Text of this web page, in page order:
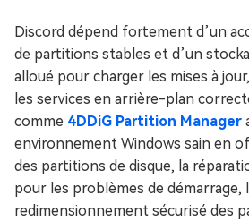
Discord dépend fortement d’un
de partitions stables et d’un
alloué pour charger les mises à
les services en arrière-plan
comme 4DDiG Partition Manager
environnement Windows sain en
des partitions de disque, la
pour les problèmes de démarrage,
redimensionnement sécurisé des